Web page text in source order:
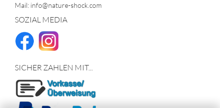
Mail: info@nature-shock.com
SOZIAL MEDIA
SICHER ZAHLEN MIT...